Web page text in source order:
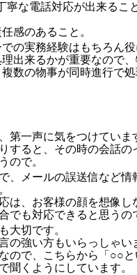
寧な電話対応が出来るこ
感のあること。
の実務経験はもちろん役
出来るかが重要なので
数の物事が同時進行で
第一声に気をつけていま
すると、その時の会話の
ので。
、メールの誤送信など情
は、お客様の顔を想像し
でも対応できると思うの
大切です。
の強い方もいらっしゃい
ので、こちらから「○○
聞くようにしています。